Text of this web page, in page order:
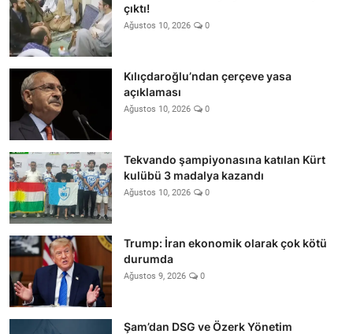
çıktı!
Ağustos 10, 2026 0
Kılıçdaroğlu’ndan çerçeve yasa
açıklaması
Ağustos 10, 2026 0
Tekvando şampiyonasına katılan Kürt
kulübü 3 madalya kazandı
Ağustos 10, 2026 0
Trump: İran ekonomik olarak çok kötü
durumda
Ağustos 9, 2026 0
Şam’dan DSG ve Özerk Yönetim